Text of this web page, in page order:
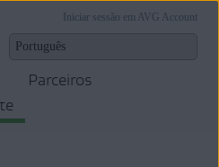
Iniciar sessão em AVG Account
Parceiros